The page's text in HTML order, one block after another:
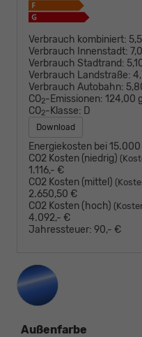
Verbrauch kombiniert:
Verbrauch Innenstadt:
Verbrauch Stadtrand:
Verbrauch Landstraße:
Verbrauch Autobahn:
CO2-Emissionen: 124,00
CO2-Klasse: D
Download
Energiekosten bei
CO2 Kosten (niedrig)
1.116,- €
CO2 Kosten (mittel)
2.650,50 €
CO2 Kosten (hoch)
4.092,- €
Jahressteuer: 90,- €
Außenfarbe